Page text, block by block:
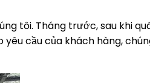
tôi. Tháng trước, sau khi
cầu của khách hàng,